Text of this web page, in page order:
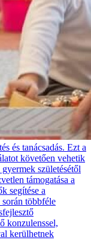
és tanácsadás. Ezt a
követően vehetik
születésétől
támogatása a
segítése a
többféle
konzulenssel,
kerülhetnek